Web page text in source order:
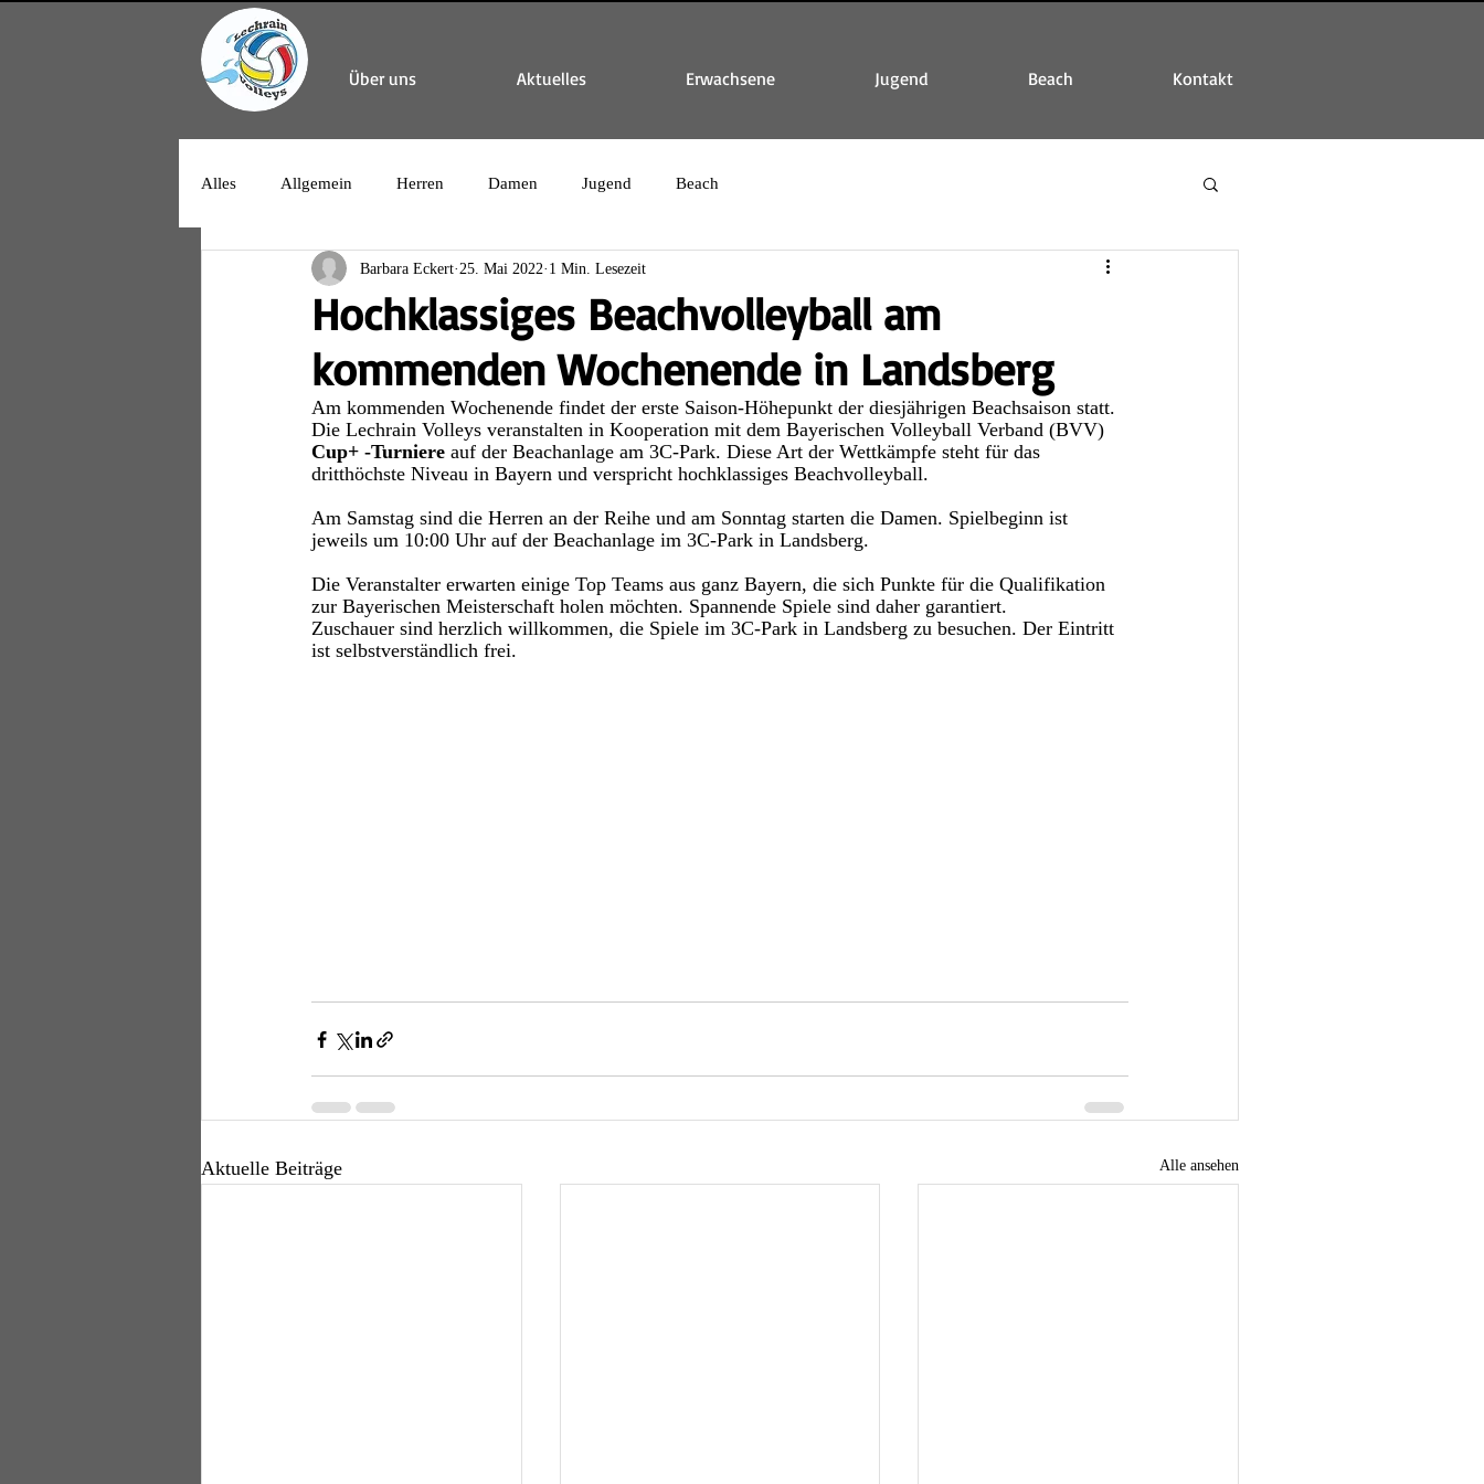
Über uns Aktuelles Erwachsene Jugend Beach Kontakt
Alles Allgemein Herren Damen Jugend Beach
Hochklassiges Beachvolleyball am
kommenden Wochenende in Landsberg
Barbara Eckert 25. Mai 2022 1 Min. Lesezeit
Am kommenden Wochenende findet der erste Saison-Höhepunkt der diesjährigen Beachsaison statt.
Die Lechrain Volleys veranstalten in Kooperation mit dem Bayerischen Volleyball Verband (BVV)
Cup+ -Turniere auf der Beachanlage am 3C-Park. Diese Art der Wettkämpfe steht für das
dritthöchste Niveau in Bayern und verspricht hochklassiges Beachvolleyball.
Am Samstag sind die Herren an der Reihe und am Sonntag starten die Damen. Spielbeginn ist
jeweils um 10:00 Uhr auf der Beachanlage im 3C-Park in Landsberg.
Die Veranstalter erwarten einige Top Teams aus ganz Bayern, die sich Punkte für die Qualifikation
zur Bayerischen Meisterschaft holen möchten. Spannende Spiele sind daher garantiert.
Zuschauer sind herzlich willkommen, die Spiele im 3C-Park in Landsberg zu besuchen. Der Eintritt
ist selbstverständlich frei.
Aktuelle Beiträge Alle ansehen